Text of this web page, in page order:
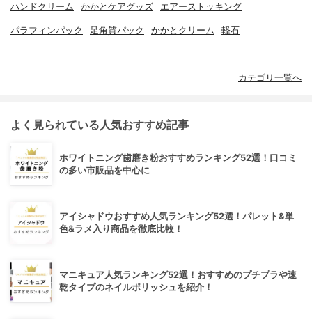
ハンドクリーム かかとケアグッズ エアーストッキング
パラフィンパック 足角質パック かかとクリーム 軽石
カテゴリ一覧へ
よく見られている人気おすすめ記事
ホワイトニング歯磨き粉おすすめランキング52選！口コミ
の多い市販品を中心に
アイシャドウおすすめ人気ランキング52選！パレット&単
色&ラメ入り商品を徹底比較！
マニキュア人気ランキング52選！おすすめのプチプラや速
乾タイプのネイルポリッシュを紹介！